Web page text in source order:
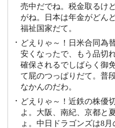
売中だでね。税金取るけ
がね。日本は年金がどん
福祉国家だて。
どえりゃ～！日米合同為
安くなったで、もう品切
確保されるでしばらく御
て屁のつっぱりだて。普
なかんのだわ。
どえりゃ～！近鉄の株優
よ。大阪、南紀、京都と
ょ。中日ドラゴンズは8